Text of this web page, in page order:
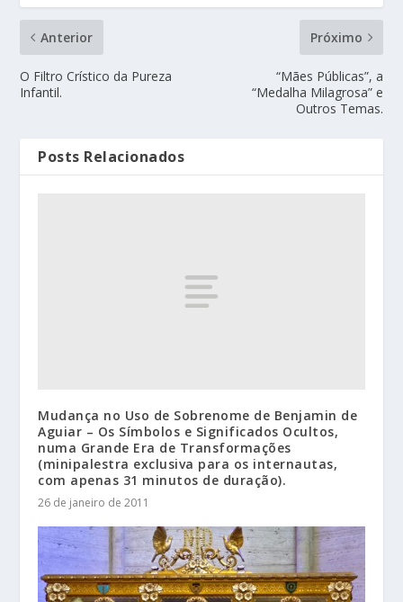
Anterior
O Filtro Crístico da Pureza
Infantil.
Próximo
“Mães Públicas”, a
“Medalha Milagrosa” e
Outros Temas.
Posts Relacionados
Mudança no Uso de Sobrenome de Benjamin de
Aguiar – Os Símbolos e Significados Ocultos,
numa Grande Era de Transformações
(minipalestra exclusiva para os internautas,
com apenas 31 minutos de duração).
26 de janeiro de 2011